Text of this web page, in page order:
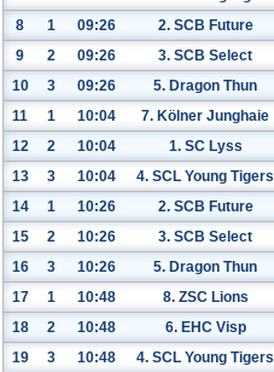
8
1 09:26 2. SCB Future
9
2 09:26 3. SCB Select
10
3 09:26 5. Dragon Thun
11
1 10:04 7. Kölner Junghaie
12
2 10:04 1. SC Lyss
13
3 10:04 4. SCL Young Tigers
14
1 10:26 2. SCB Future
15
2 10:26 3. SCB Select
16
3 10:26 5. Dragon Thun
17
1 10:48 8. ZSC Lions
18
2 10:48 6. EHC Visp
19
3 10:48 4. SCL Young Tigers